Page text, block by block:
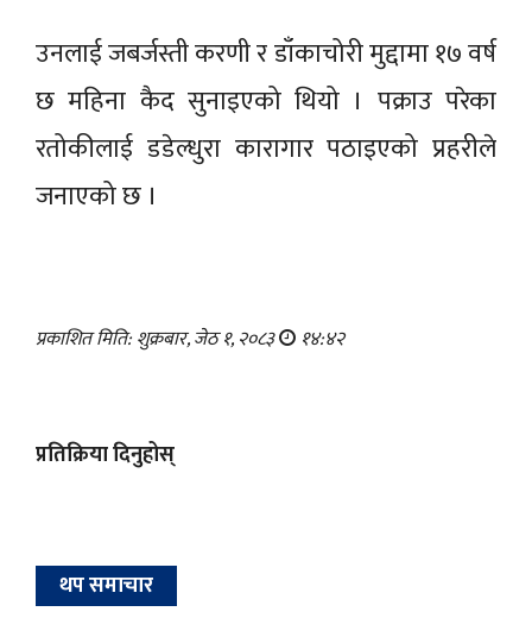
उनलाई जबर्जस्ती करणी र डाँकाचोरी मुद्दामा १७ वर्ष
छ महिना कैद सुनाइएको थियो । पक्राउ परेका
रतोकीलाई डडेल्धुरा कारागार पठाइएको प्रहरीले
जनाएको छ ।
प्रकाशित मिति: शुक्रबार, जेठ १, २०८३ १४:४२
प्रतिक्रिया दिनुहोस्
थप समाचार